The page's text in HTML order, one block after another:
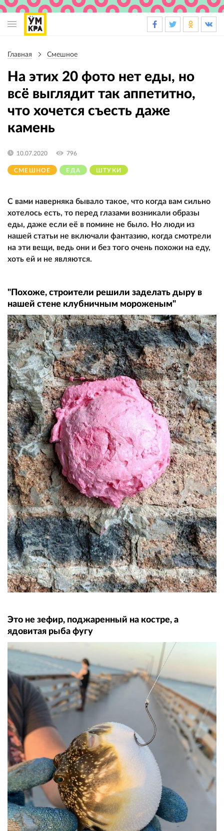
навигации
Главная Смешное
На этих 20 фото нет еды, но
всё выглядит так аппетитно,
что хочется съесть даже
камень
СМЕШНОЕ ЕДА ШТУКИ
10.07.2020 796
С вами наверняка бывало такое, что когда вам сильно
хотелось есть, то перед глазами возникали образы
еды, даже если её в помине не было. Но люди из
нашей статьи не включали фантазию, когда смотрели
на эти вещи, ведь они и без того очень похожи на еду,
хоть ей и не являются.
"Похоже, строители решили заделать дыру в
нашей стене клубничным мороженым"
Это не зефир, поджаренный на костре, а
ядовитая рыба фугу